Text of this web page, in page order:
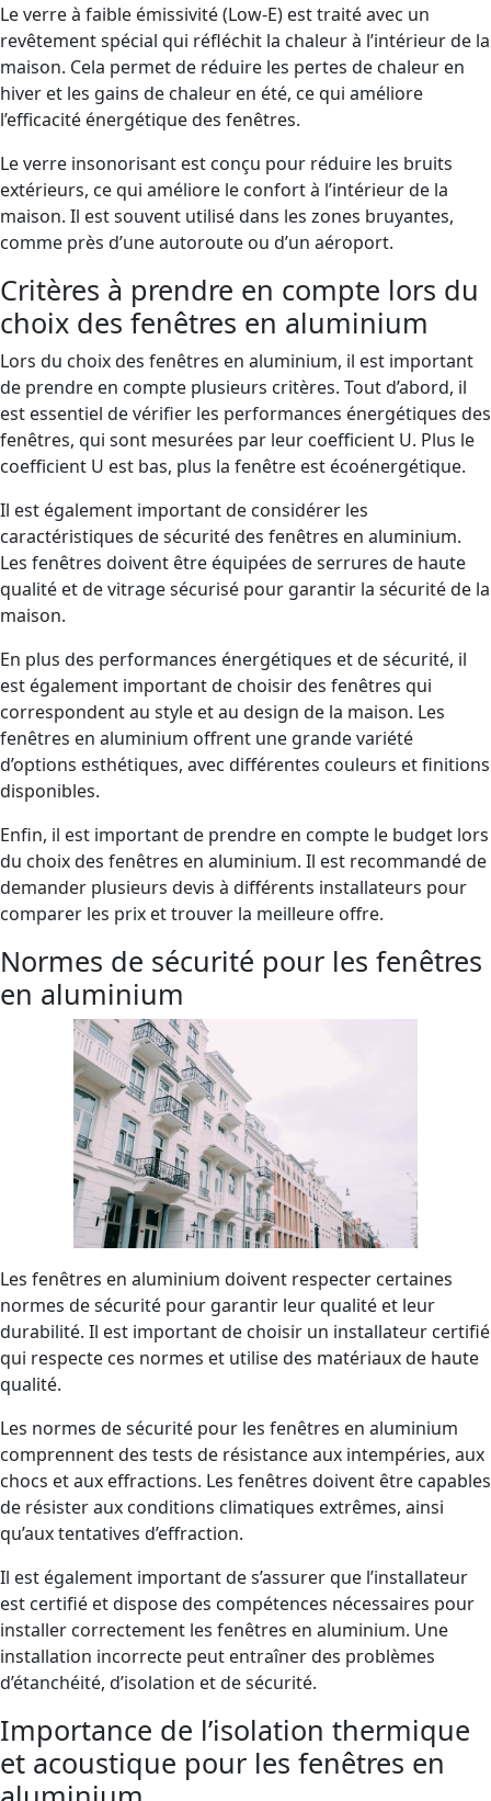
Le verre à faible émissivité (Low-E) est traité avec un
revêtement spécial qui réfléchit la chaleur à l’intérieur de la
maison. Cela permet de réduire les pertes de chaleur en
hiver et les gains de chaleur en été, ce qui améliore
l’efficacité énergétique des fenêtres.
Le verre insonorisant est conçu pour réduire les bruits
extérieurs, ce qui améliore le confort à l’intérieur de la
maison. Il est souvent utilisé dans les zones bruyantes,
comme près d’une autoroute ou d’un aéroport.
Critères à prendre en compte lors du
choix des fenêtres en aluminium
Lors du choix des fenêtres en aluminium, il est important
de prendre en compte plusieurs critères. Tout d’abord, il
est essentiel de vérifier les performances énergétiques des
fenêtres, qui sont mesurées par leur coefficient U. Plus le
coefficient U est bas, plus la fenêtre est écoénergétique.
Il est également important de considérer les
caractéristiques de sécurité des fenêtres en aluminium.
Les fenêtres doivent être équipées de serrures de haute
qualité et de vitrage sécurisé pour garantir la sécurité de la
maison.
En plus des performances énergétiques et de sécurité, il
est également important de choisir des fenêtres qui
correspondent au style et au design de la maison. Les
fenêtres en aluminium offrent une grande variété
d’options esthétiques, avec différentes couleurs et finitions
disponibles.
Enfin, il est important de prendre en compte le budget lors
du choix des fenêtres en aluminium. Il est recommandé de
demander plusieurs devis à différents installateurs pour
comparer les prix et trouver la meilleure offre.
Normes de sécurité pour les fenêtres
en aluminium
Les fenêtres en aluminium doivent respecter certaines
normes de sécurité pour garantir leur qualité et leur
durabilité. Il est important de choisir un installateur certifié
qui respecte ces normes et utilise des matériaux de haute
qualité.
Les normes de sécurité pour les fenêtres en aluminium
comprennent des tests de résistance aux intempéries, aux
chocs et aux effractions. Les fenêtres doivent être capables
de résister aux conditions climatiques extrêmes, ainsi
qu’aux tentatives d’effraction.
Il est également important de s’assurer que l’installateur
est certifié et dispose des compétences nécessaires pour
installer correctement les fenêtres en aluminium. Une
installation incorrecte peut entraîner des problèmes
d’étanchéité, d’isolation et de sécurité.
Importance de l’isolation thermique
et acoustique pour les fenêtres en